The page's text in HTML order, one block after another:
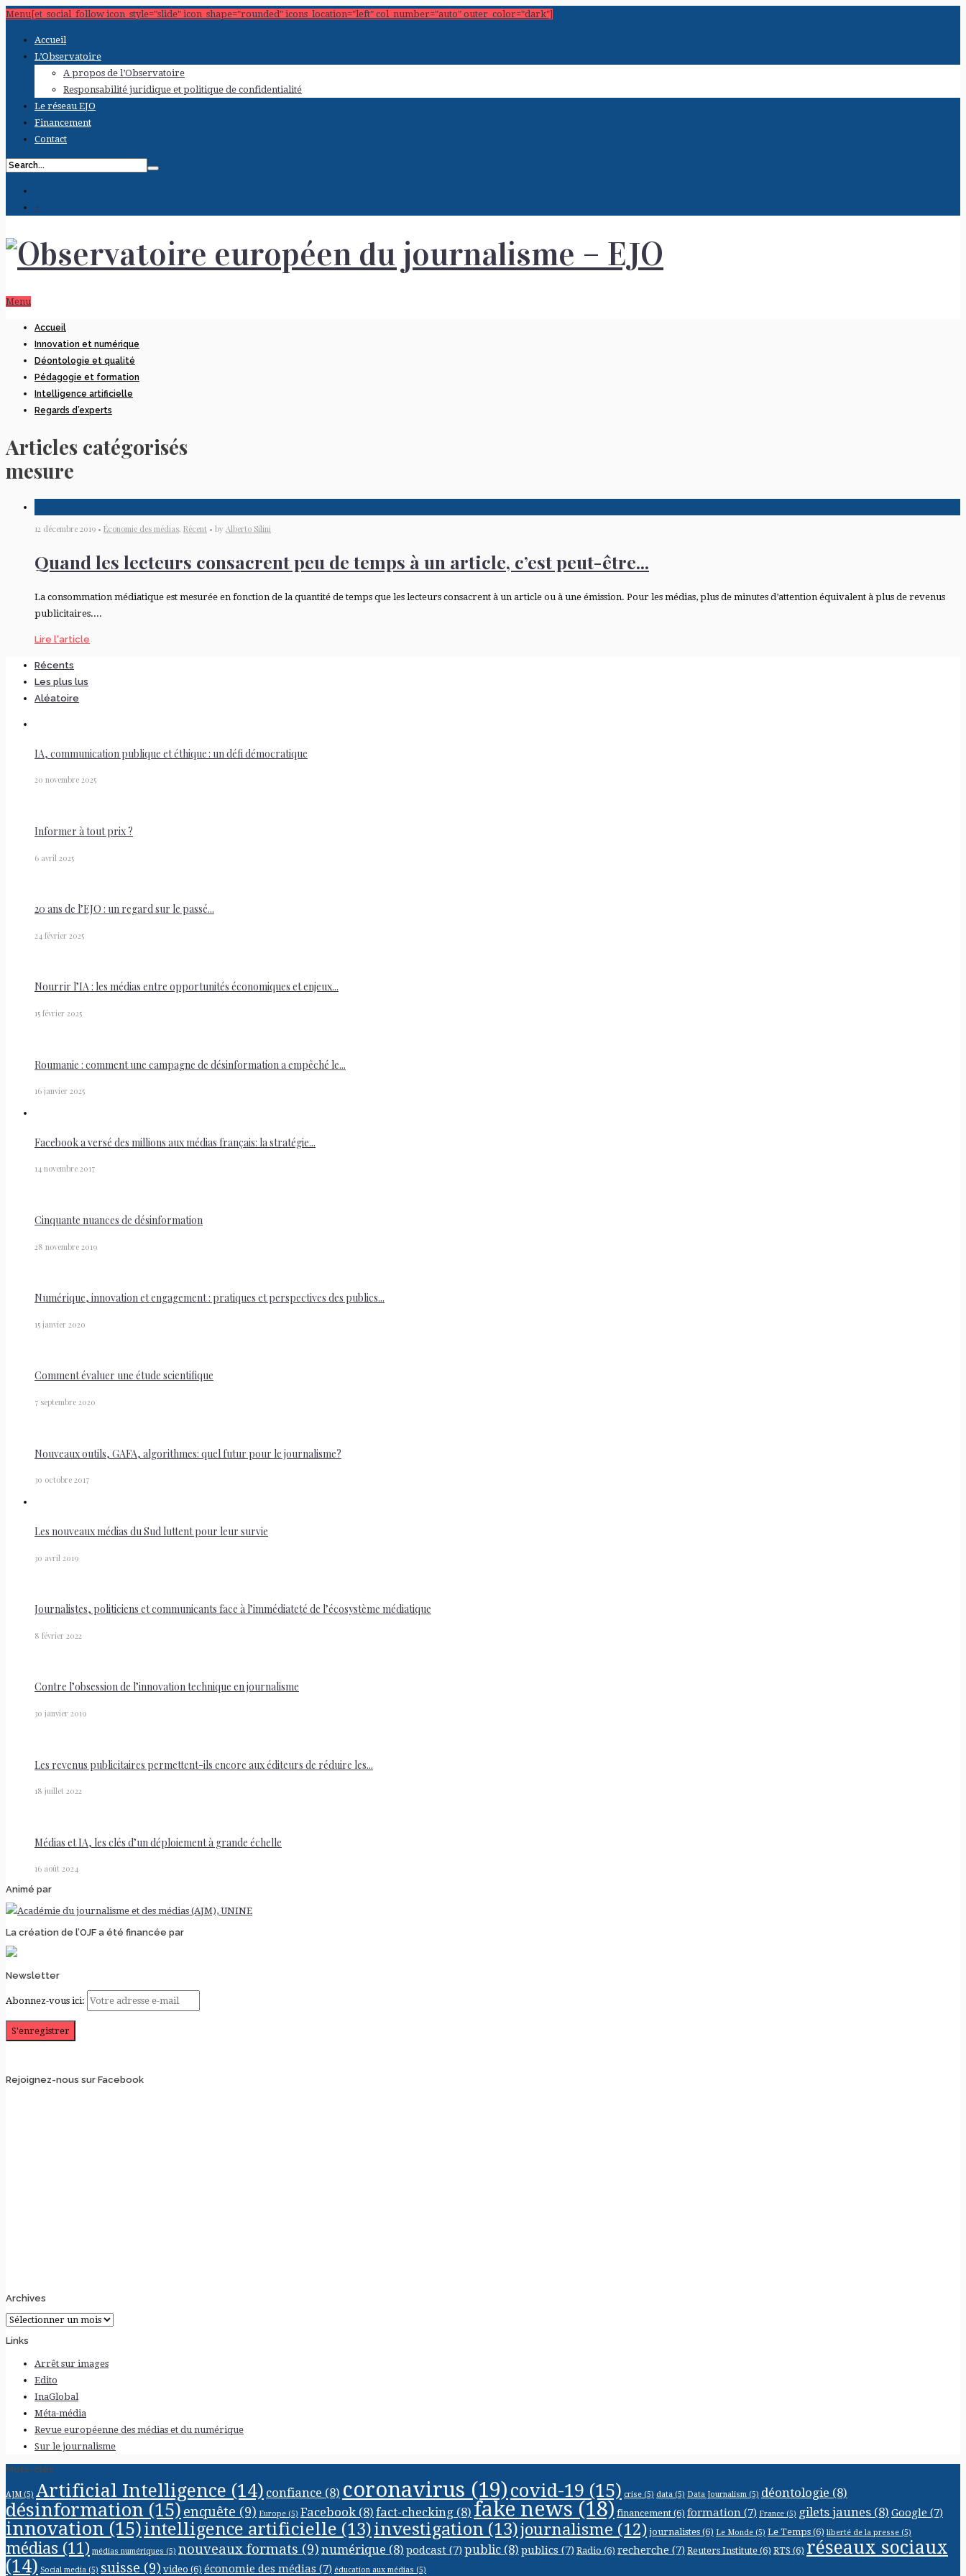
Menu[et_social_follow icon_style="slide" icon_shape="rounded" icons_location="left" col_number="auto" outer_color="dark"]
Accueil
L’Observatoire
A propos de l’Observatoire
Responsabilité juridique et politique de confidentialité
Le réseau EJO
Financement
Contact
+
Menu
Accueil
Innovation et numérique
Déontologie et qualité
Pédagogie et formation
Intelligence artificielle
Regards d’experts
Articles catégorisés
mesure
12 décembre 2019 • Économie des médias, Récent • by Alberto Silini
Quand les lecteurs consacrent peu de temps à un article, c’est peut-être...
La consommation médiatique est mesurée en fonction de la quantité de temps que les lecteurs consacrent à un article ou à une émission. Pour les médias, plus de minutes d’attention équivalent à plus de revenus
publicitaires....
Lire l'article
Récents
Les plus lus
Aléatoire
IA, communication publique et éthique : un défi démocratique
20 novembre 2025
Informer à tout prix ?
6 avril 2025
20 ans de l’EJO : un regard sur le passé...
24 février 2025
Nourrir l’IA : les médias entre opportunités économiques et enjeux...
15 février 2025
Roumanie : comment une campagne de désinformation a empêché le...
16 janvier 2025
Facebook a versé des millions aux médias français: la stratégie...
14 novembre 2017
Cinquante nuances de désinformation
28 novembre 2019
Numérique, innovation et engagement : pratiques et perspectives des publics...
15 janvier 2020
Comment évaluer une étude scientifique
7 septembre 2020
Nouveaux outils, GAFA, algorithmes: quel futur pour le journalisme?
30 octobre 2017
Les nouveaux médias du Sud luttent pour leur survie
30 avril 2019
Journalistes, politiciens et communicants face à l’immédiateté de l’écosystème médiatique
8 février 2022
Contre l’obsession de l’innovation technique en journalisme
30 janvier 2019
Les revenus publicitaires permettent-ils encore aux éditeurs de réduire les...
18 juillet 2022
Médias et IA, les clés d’un déploiement à grande échelle
16 août 2024
Animé par
La création de l’OJF a été financée par
Newsletter
Abonnez-vous ici:
Rejoignez-nous sur Facebook
Archives
Archives
Links
Arrêt sur images
Edito
InaGlobal
Méta-média
Revue européenne des médias et du numérique
Sur le journalisme
Mots-clés
AJM (5) Artificial Intelligence (14) confiance (8) coronavirus (19) covid-19 (15) crise (5) data (5) Data Journalism (5) déontologie (8)
désinformation (15) enquête (9) Europe (5) Facebook (8) fact-checking (8) fake news (18) financement (6) formation (7) France (5) gilets jaunes (8) Google (7)
innovation (15)intelligence artificielle (13)investigation (13)journalisme (12) journalistes (6) Le Monde (5) Le Temps (6) liberté de la presse (5)
médias (11) médias numériques (5) nouveaux formats (9) numérique (8) podcast (7)public (8) publics (7) Radio (6) recherche (7) Reuters Institute (6) RTS (6) réseaux sociaux
(14) Social media (5) suisse (9) video (6) économie des médias (7) éducation aux médias (5)